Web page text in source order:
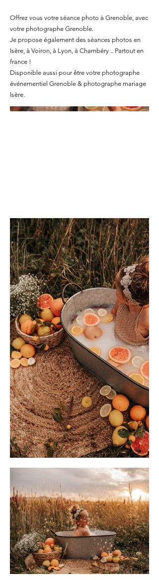
Offrez vous votre séance photo à Grenoble, avec
votre photographe Grenoble.
Je propose également des séances photos en
Isère, à Voiron, à Lyon, à Chambéry .. Partout en
france !
Disponible aussi pour être votre photographe
événementiel Grenoble & photographe mariage
Isère.